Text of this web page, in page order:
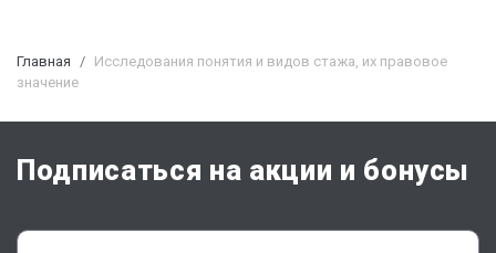
Главная
Исследования понятия и видов стажа, их правовое
значение
Подписаться на акции и бонусы